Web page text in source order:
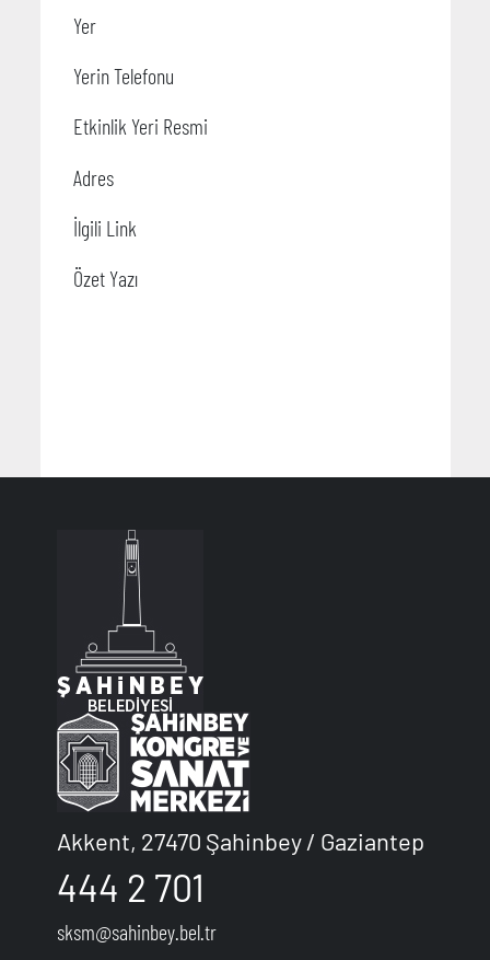
Yer
Yerin Telefonu
Etkinlik Yeri Resmi
Adres
İlgili Link
Özet Yazı
Akkent, 27470 Şahinbey / Gaziantep
444 2 701
sksm@sahinbey.bel.tr